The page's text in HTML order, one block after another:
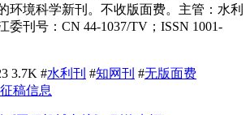
环境科学新刊。不收版面费。主管：水利
委刊号：CN 44-1037/TV；ISSN 1001-
3.7K #水利刊 #知网刊 #无版面费
征稿信息